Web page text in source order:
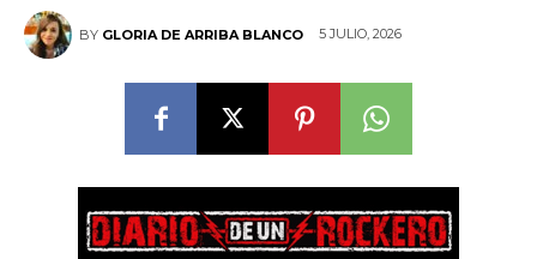
BY GLORIA DE ARRIBA BLANCO 5 JULIO, 2026